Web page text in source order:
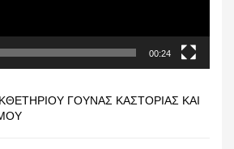
00:24
ΓΟΎΝΑΣ ΚΑΣΤΟΡΙΆΣ ΚΑΙ